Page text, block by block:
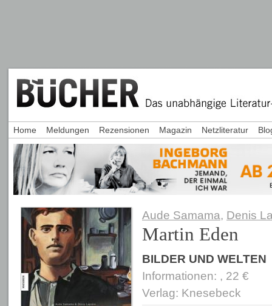
Aude Samama, Denis
Martin Eden
BILDER UND WELTEN
Informationen: , 22 €
Verlag: Knesebeck
Home Meldungen Rezensionen Magazin Netzliteratur